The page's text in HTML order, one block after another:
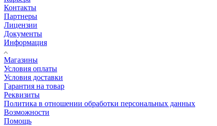
Контакты
Партнеры
Лицензии
Документы
Информация
Магазины
Условия оплаты
Условия доставки
Гарантия на товар
Реквизиты
Политика в отношении обработки персональных данных
Возможности
Помощь